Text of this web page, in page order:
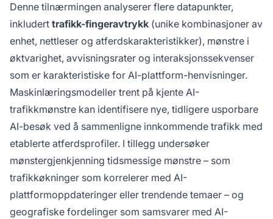
Denne tilnærmingen analyserer flere datapunkter,
inkludert trafikk-fingeravtrykk (unike kombinasjoner av
enhet, nettleser og atferdskarakteristikker), mønstre i
øktvarighet, avvisningsrater og interaksjonssekvenser
som er karakteristiske for AI-plattform-henvisninger.
Maskinlæringsmodeller trent på kjente AI-
trafikkmønstre kan identifisere nye, tidligere usporbare
AI-besøk ved å sammenligne innkommende trafikk med
etablerte atferdsprofiler. I tillegg undersøker
mønstergjenkjenning tidsmessige mønstre – som
trafikkøkninger som korrelerer med AI-
plattformoppdateringer eller trendende temaer – og
geografiske fordelinger som samsvarer med AI-